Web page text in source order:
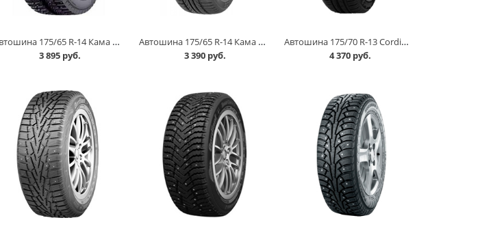
Автошина 175/65 R-14 Кама 505 82T шип в Омске
3 895 руб.
Автошина 175/65 R-14 Кама Breeze (НК-132) 82H в Омске
3 390 руб.
Автошина 175/70 R-13 Cordiant Comfort 2 86H в Омске
4 370 руб.